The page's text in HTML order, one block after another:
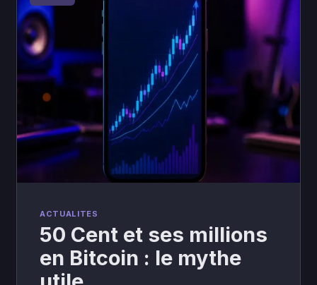
ACTUALITES
50 Cent et ses millions
en Bitcoin : le mythe